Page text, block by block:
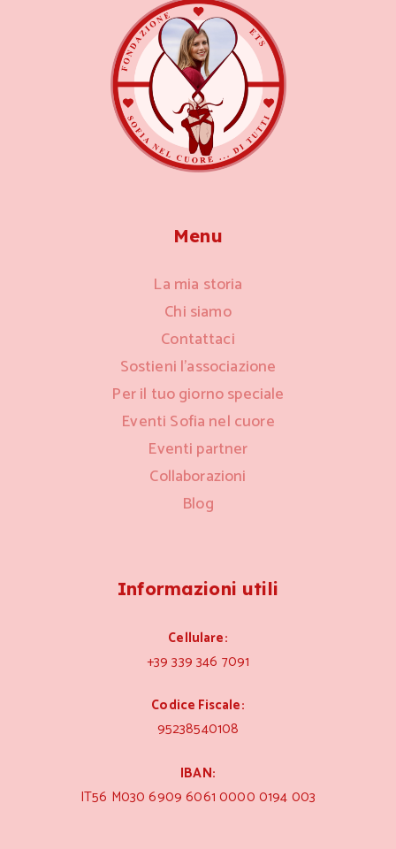
Menu
La mia storia
Chi siamo
Contattaci
Sostieni l’associazione
Per il tuo giorno speciale
Eventi Sofia nel cuore
Eventi partner
Collaborazioni
Blog
Informazioni utili
Cellulare:
+39 339 346 7091
Codice Fiscale:
95238540108
IBAN:
IT56 M030 6909 6061 0000 0194 003